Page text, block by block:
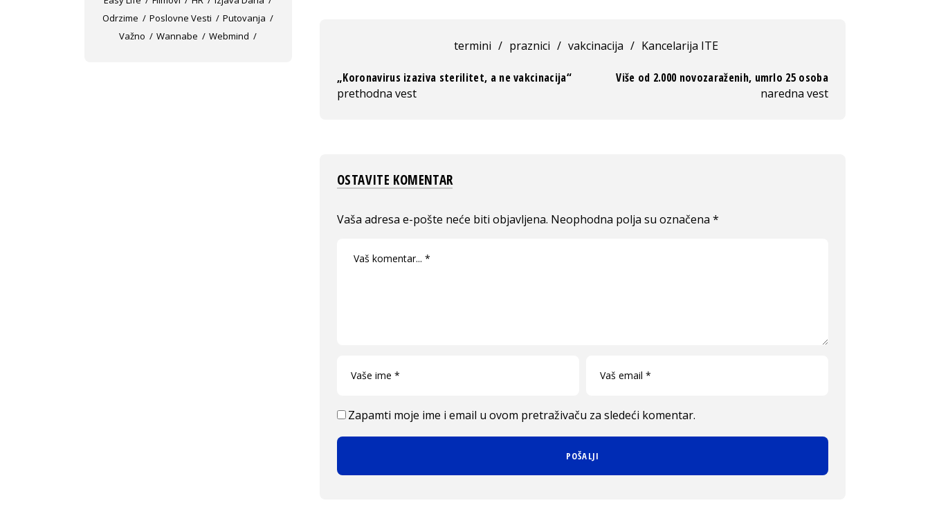
termini / praznici / vakcinacija / Kancelarija ITE
„Koronavirus izaziva sterilitet, a ne vakcinacija“
prethodna vest
Više od 2.000 novozaraženih, umrlo 25 osoba
naredna vest
OSTAVITE KOMENTAR
Vaša adresa e-pošte neće biti objavljena. Neophodna polja su označena *
Zapamti moje ime i email u ovom pretraživaču za sledeći komentar.
Odrzime
Poslovne Vesti
Putovanja
Važno
Wannabe Webmind